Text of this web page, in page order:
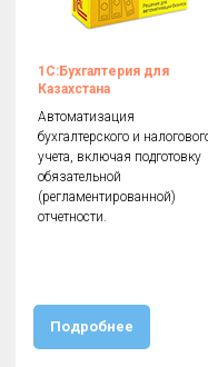
1С:Бухгалтерия для
Казахстана
Автоматизация
бухгалтерского и
учета, включая подготовку
обязательной
(регламентированной)
отчетности.
Подробнее